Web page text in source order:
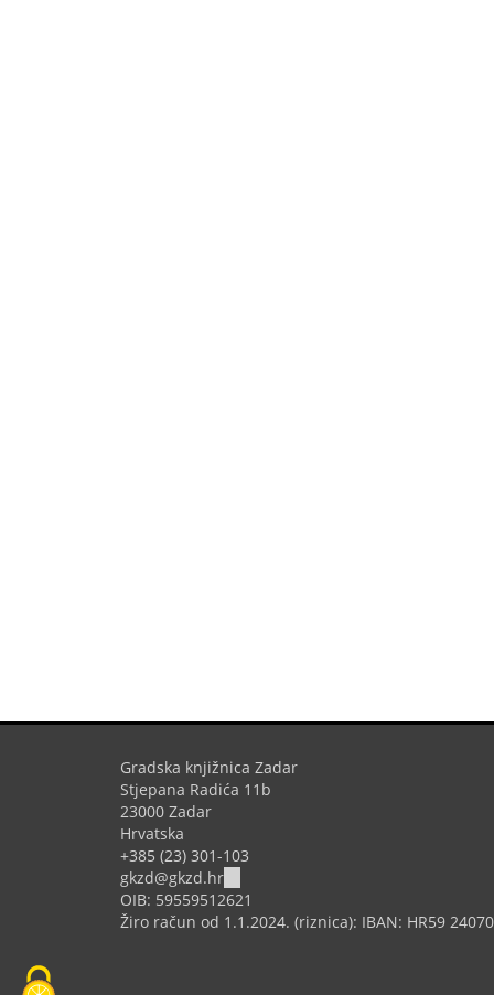
Gradska knjižnica Zadar
Stjepana Radića 11b
23000 Zadar
Hrvatska
+385 (23) 301-103
gkzd@gkzd.hr
sends
e-
mail)
OIB: 59559512621
Žiro račun od 1.1.2024. (riznica): IBAN: HR59